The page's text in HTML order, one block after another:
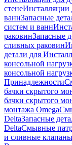
стенеИнсталляции
ваннЗапасные
систем и ванн
раковинЗапасные
сливных раковин
детали для
консольной
консольной
Принадлежности
бачки скрытого
бачки скрытого
монтажа Omega
DeltaЗапасные
DeltaСмывные
и сливные клапаны